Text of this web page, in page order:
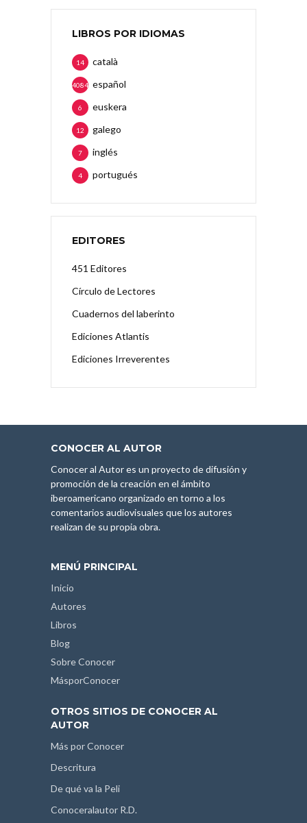
LIBROS POR IDIOMAS
català
14
español
4084
euskera
6
galego
12
inglés
7
portugués
4
EDITORES
451 Editores
Círculo de Lectores
Cuadernos del laberinto
Ediciones Atlantis
Ediciones Irreverentes
CONOCER AL AUTOR
Conocer al Autor es un proyecto de difusión y
promoción de la creación en el ámbito
iberoamericano organizado en torno a los
comentarios audiovisuales que los autores
realizan de su propia obra.
MENÚ PRINCIPAL
Inicio
Autores
Libros
Blog
Sobre Conocer
MásporConocer
OTROS SITIOS DE CONOCER AL
AUTOR
Más por Conocer
Descritura
De qué va la Peli
Conoceralautor R.D.